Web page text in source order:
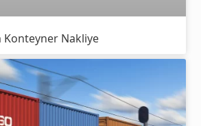
Nakliye